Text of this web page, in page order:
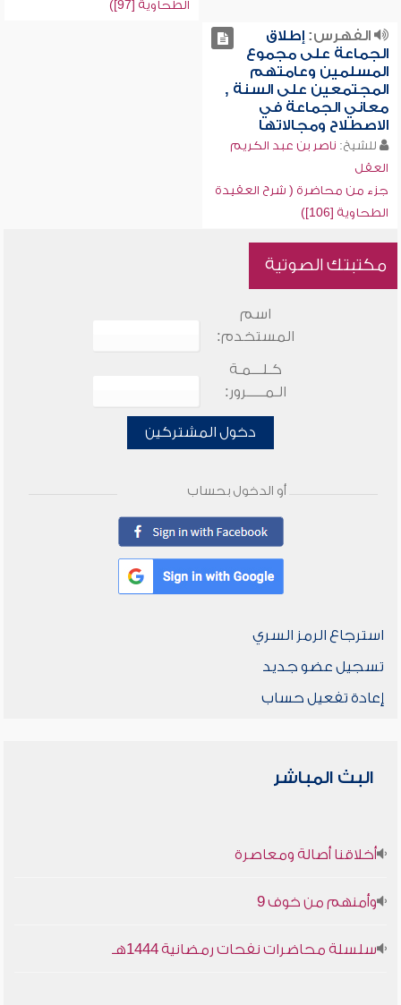
الطحاوية [97])
الفهرس:إطلاق
الجماعة على مجموع
المسلمين وعامتهم
المجتمعين على السنة ,
معاني الجماعة في
الاصطلاح ومجالاتها
للشيخ: ناصر بن عبد الكريم
العقل
جزء من محاضرة ( شرح العقيدة
الطحاوية [106])
مكتبتك الصوتية
اسم
المستخدم:
كـلـــمـة
الـمـــــرور:
دخول المشتركين
أو الدخول بحساب
استرجاع الرمز السري
تسجيل عضو جديد
إعادة تفعيل حساب
البث المباشر
أخلاقنا أصالة ومعاصرة
وأمنهم من خوف 9
سلسلة محاضرات نفحات رمضانية 1444هـ